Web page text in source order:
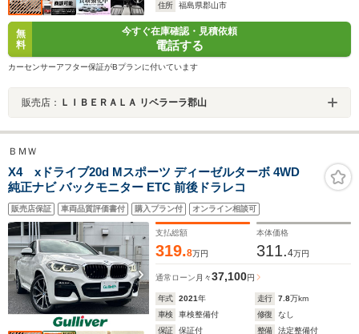
住所
福島県郡山市
無
料
今すぐ在庫確認・見積依頼
電話する
カーセンサーアフター保証がBプランに付いています
販売店： ＬＩＢＥＲＡＬＡ リベラーラ郡山
ＢＭＷ
X4 xドライブ20d Mスポーツ ディーゼルターボ 4WD
純正ナビ バックモニター ETC 前後ドラレコ
販売店保証 車両品質評価書付 購入プラン付 オンライン相談可
支払総額
319.8万円
本体価格
311.4万円
通常ローン 月々37,100円
年式 2021年 走行 7.8万km
車検
車検整備付 修復
なし
保証
保証付 整備
法定整備付